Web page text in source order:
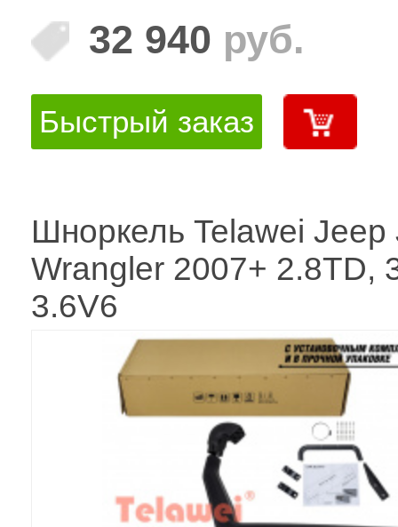
32 940 руб.
Быстрый заказ
Шноркель Telawei Jeep
Wrangler 2007+ 2.8TD,
3.6V6